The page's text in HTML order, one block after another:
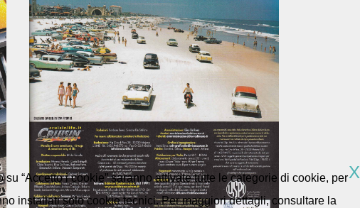
X
“Accetto i cookie” saranno attivate tutte le categorie di cookie, per
installati solo cookie tecnici. Per maggiori dettagli, consultare la